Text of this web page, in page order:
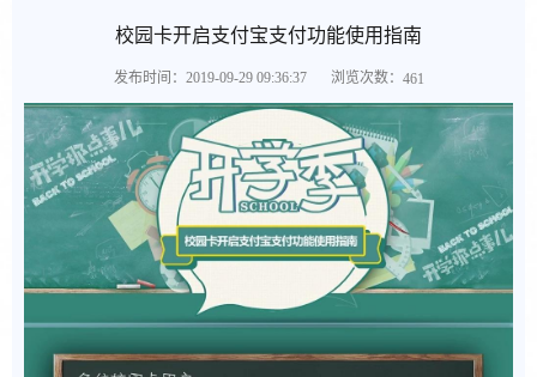
校园卡开启支付宝支付功能使用指南
发布时间：2019-09-29 09:36:37 浏览次数： 461